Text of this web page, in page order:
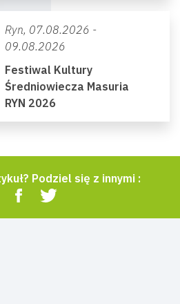
Ryn, 07.08.2026 -
09.08.2026
Festiwal Kultury
Średniowiecza Masuria
RYN 2026
Podziel się z innymi :